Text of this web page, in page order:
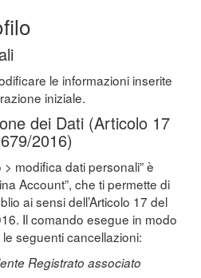
le informazioni inserite
iniziale.
dei Dati (Articolo 17
2016)
modifica dati personali” è
Account”, che ti permette di
ai sensi dell’Articolo 17 del
Il comando esegue in modo
seguenti cancellazioni:
Registrato associato